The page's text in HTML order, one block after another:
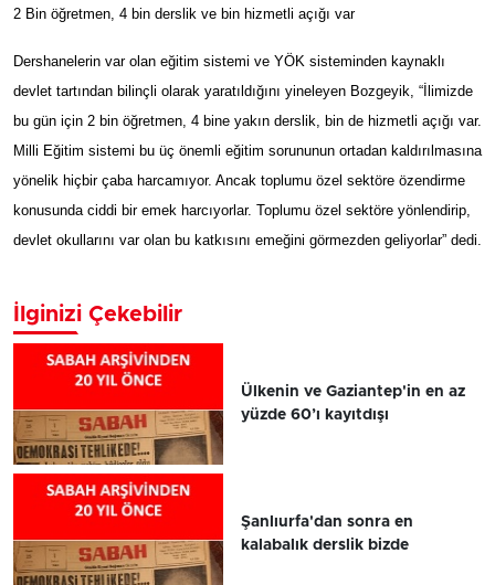
2 Bin öğretmen, 4 bin derslik ve bin hizmetli açığı var
Dershanelerin var olan eğitim sistemi ve YÖK sisteminden kaynaklı
devlet tartından bilinçli olarak yaratıldığını yineleyen Bozgeyik, “İlimizde
bu gün için 2 bin öğretmen, 4 bine yakın derslik, bin de hizmetli açığı var.
Milli Eğitim sistemi bu üç önemli eğitim sorununun ortadan kaldırılmasına
yönelik hiçbir çaba harcamıyor. Ancak toplumu özel sektöre özendirme
konusunda ciddi bir emek harcıyorlar. Toplumu özel sektöre yönlendirip,
devlet okullarını var olan bu katkısını emeğini görmezden geliyorlar” dedi.
İlginizi Çekebilir
Ülkenin ve Gaziantep'in en az
yüzde 60’ı kayıtdışı
Şanlıurfa'dan sonra en
kalabalık derslik bizde